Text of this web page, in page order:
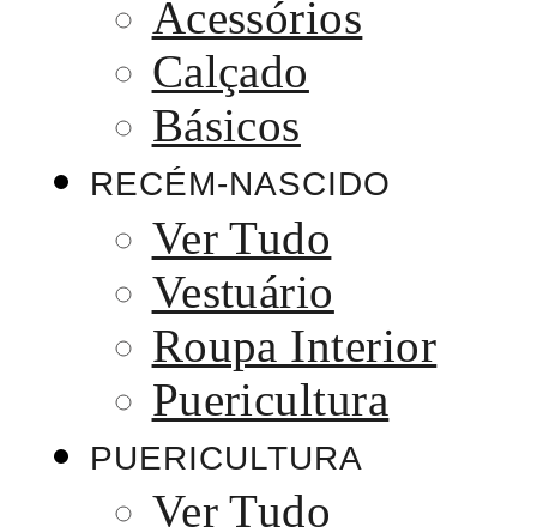
Acessórios
Calçado
Básicos
RECÉM-NASCIDO
Ver Tudo
Vestuário
Roupa Interior
Puericultura
PUERICULTURA
Ver Tudo